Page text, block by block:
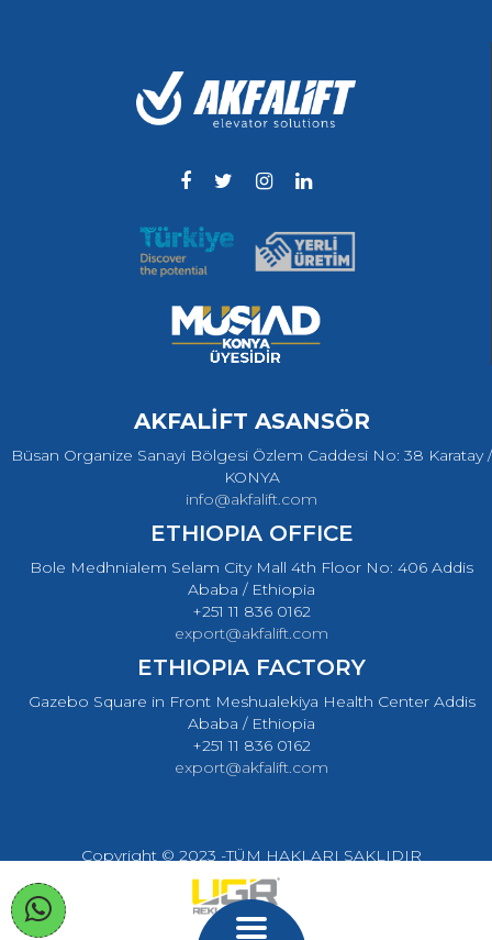
AKFALİFT ASANSÖR
Büsan Organize Sanayi Bölgesi Özlem Caddesi No: 38 Karatay /
KONYA
info@akfalift.com
ETHIOPIA OFFICE
Bole Medhnialem Selam City Mall 4th Floor No: 406 Addis
Ababa / Ethiopia
+251 11 836 0162
export@akfalift.com
ETHIOPIA FACTORY
Gazebo Square in Front Meshualekiya Health Center Addis
Ababa / Ethiopia
+251 11 836 0162
export@akfalift.com
Copyright © 2023 -TÜM HAKLARI SAKLIDIR